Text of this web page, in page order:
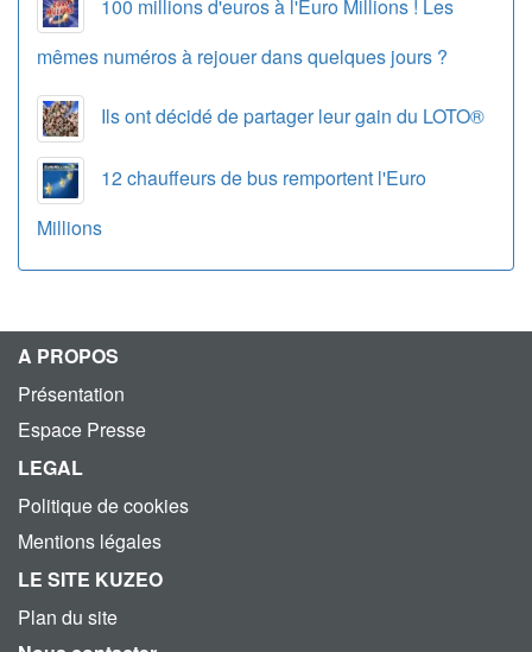
100 millions d'euros à l'Euro Millions ! Les
mêmes numéros à rejouer dans quelques jours ?
Ils ont décidé de partager leur gain du LOTO®
12 chauffeurs de bus remportent l'Euro
Millions
A PROPOS
Présentation
Espace Presse
LEGAL
Politique de cookies
Mentions légales
LE SITE KUZEO
Plan du site